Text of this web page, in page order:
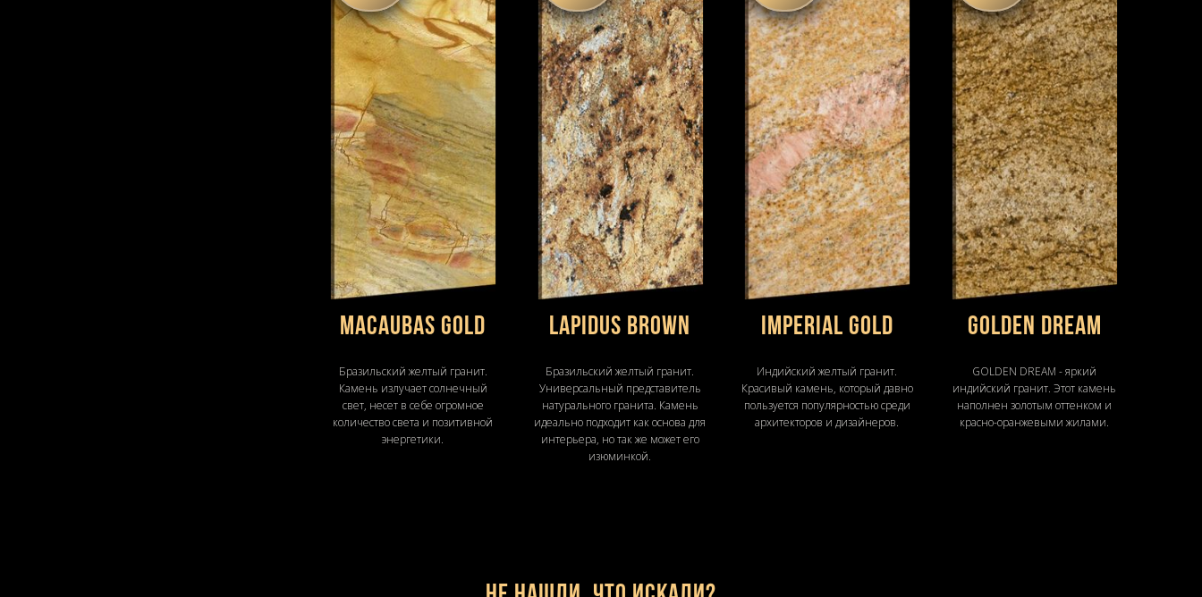
MACAUBAS GOLD
Бразильский желтый гранит.
Камень излучает солнечный
свет, несет в себе огромное
количество света и позитивной
энергетики.
LAPIDUS BROWN
Бразильский желтый гранит.
Универсальный представитель
натурального гранита. Камень
идеально подходит как основа для
интерьера, но так же может его
изюминкой.
IMPERIAL GOLD
Индийский желтый гранит.
Красивый камень, который давно
пользуется популярностью среди
архитекторов и дизайнеров.
GOLDEN DREAM
GOLDEN DREAM - яркий
индийский гранит. Этот камень
наполнен золотым оттенком и
красно-оранжевыми жилами.